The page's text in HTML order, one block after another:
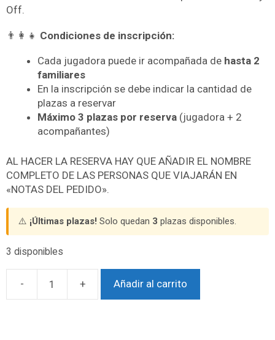
Off.
👨‍👩‍👧 Condiciones de inscripción:
Cada jugadora puede ir acompañada de hasta 2
familiares
En la inscripción se debe indicar la cantidad de
plazas a reservar
Máximo 3 plazas por reserva (jugadora + 2
acompañantes)
AL HACER LA RESERVA HAY QUE AÑADIR EL NOMBRE
COMPLETO DE LAS PERSONAS QUE VIAJARÁN EN
«NOTAS DEL PEDIDO».
⚠️ ¡Últimas plazas! Solo quedan 3 plazas disponibles.
3 disponibles
- + Añadir al carrito